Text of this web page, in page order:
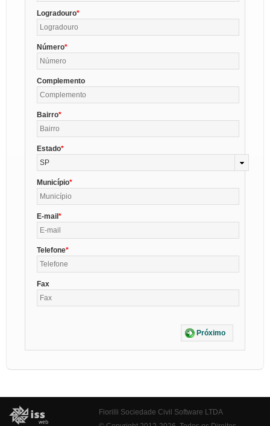
Logradouro
Número
Complemento
Bairro
Estado
SP
Município
E-mail
Telefone
Fax
Próximo
Fiorilli Sociedade Civil Software LTDA